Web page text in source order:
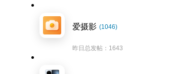
爱摄影 (1046)
昨日总发帖：1643